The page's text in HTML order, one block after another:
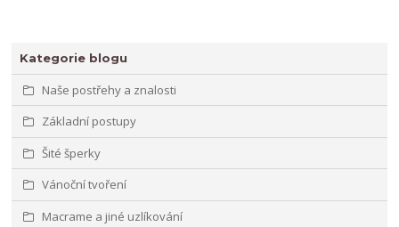
Kategorie blogu
Naše postřehy a znalosti
Základní postupy
Šité šperky
Vánoční tvoření
Macrame a jiné uzlíkování